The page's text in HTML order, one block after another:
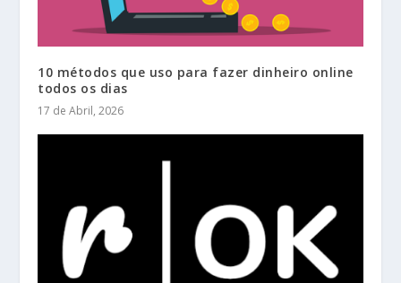
10 métodos que uso para fazer dinheiro online
todos os dias
17 de Abril, 2026